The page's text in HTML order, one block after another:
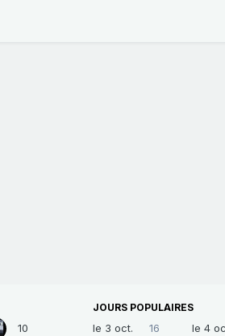
10
JOURS POPULAIRES
le 3 oct. 16 le 4